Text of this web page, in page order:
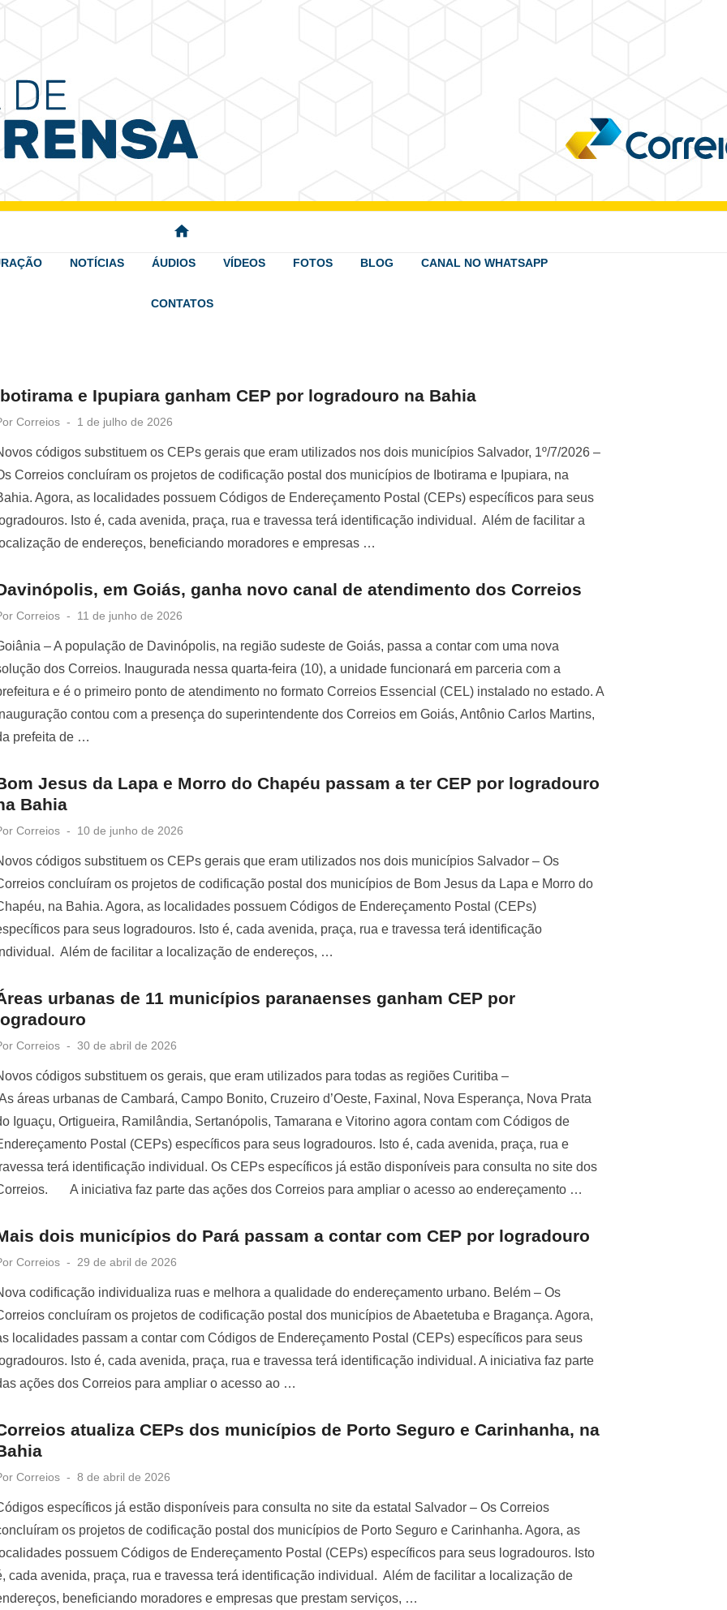
home
NOTÍCIAS ÁUDIOS VÍDEOS FOTOS BLOG CANAL NO WHATSAPP
CONTATOS
e Ipupiara ganham CEP por logradouro na Bahia
Correios
Posted
1 de julho de 2026
códigos substituem os CEPs gerais que eram utilizados nos dois municípios Salvador, 1º/7/2026 –
Correios concluíram os projetos de codificação postal dos municípios de Ibotirama e Ipupiara, na
Agora, as localidades possuem Códigos de Endereçamento Postal (CEPs) específicos para seus
Isto é, cada avenida, praça, rua e travessa terá identificação individual. Além de facilitar a
de endereços, beneficiando moradores e empresas …
em Goiás, ganha novo canal de atendimento dos Correios
Correios
Posted
11 de junho de 2026
– A população de Davinópolis, na região sudeste de Goiás, passa a contar com uma nova
dos Correios. Inaugurada nessa quarta-feira (10), a unidade funcionará em parceria com a
e é o primeiro ponto de atendimento no formato Correios Essencial (CEL) instalado no estado. A
contou com a presença do superintendente dos Correios em Goiás, Antônio Carlos Martins,
prefeita de …
Jesus da Lapa e Morro do Chapéu passam a ter CEP por logradouro
Bahia
Correios
Posted
10 de junho de 2026
códigos substituem os CEPs gerais que eram utilizados nos dois municípios Salvador – Os
concluíram os projetos de codificação postal dos municípios de Bom Jesus da Lapa e Morro do
na Bahia. Agora, as localidades possuem Códigos de Endereçamento Postal (CEPs)
para seus logradouros. Isto é, cada avenida, praça, rua e travessa terá identificação
Além de facilitar a localização de endereços, …
urbanas de 11 municípios paranaenses ganham CEP por
Correios
Posted
30 de abril de 2026
códigos substituem os gerais, que eram utilizados para todas as regiões Curitiba –
áreas urbanas de Cambará, Campo Bonito, Cruzeiro d’Oeste, Faxinal, Nova Esperança, Nova Prata
Iguaçu, Ortigueira, Ramilândia, Sertanópolis, Tamarana e Vitorino agora contam com Códigos de
Postal (CEPs) específicos para seus logradouros. Isto é, cada avenida, praça, rua e
terá identificação individual. Os CEPs específicos já estão disponíveis para consulta no site dos
A iniciativa faz parte das ações dos Correios para ampliar o acesso ao endereçamento …
dois municípios do Pará passam a contar com CEP por logradouro
Correios
Posted
29 de abril de 2026
codificação individualiza ruas e melhora a qualidade do endereçamento urbano. Belém – Os
concluíram os projetos de codificação postal dos municípios de Abaetetuba e Bragança. Agora,
localidades passam a contar com Códigos de Endereçamento Postal (CEPs) específicos para seus
Isto é, cada avenida, praça, rua e travessa terá identificação individual. A iniciativa faz parte
ações dos Correios para ampliar o acesso ao …
atualiza CEPs dos municípios de Porto Seguro e Carinhanha, na
Correios
Posted
8 de abril de 2026
específicos já estão disponíveis para consulta no site da estatal Salvador – Os Correios
os projetos de codificação postal dos municípios de Porto Seguro e Carinhanha. Agora, as
possuem Códigos de Endereçamento Postal (CEPs) específicos para seus logradouros. Isto
cada avenida, praça, rua e travessa terá identificação individual. Além de facilitar a localização de
beneficiando moradores e empresas que prestam serviços, …